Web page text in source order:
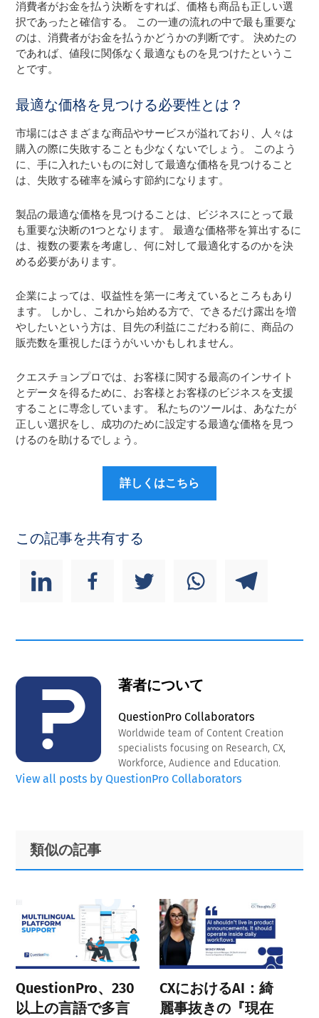
消費者がお金を払う決断をすれば、価格も商品も正しい選
択であったと確信する。 この一連の流れの中で最も重要な
のは、消費者がお金を払うかどうかの判断です。 決めたの
であれば、値段に関係なく最適なものを見つけたというこ
とです。
最適な価格を見つける必要性とは？
市場にはさまざまな商品やサービスが溢れており、人々は
購入の際に失敗することも少なくないでしょう。 このよう
に、手に入れたいものに対して最適な価格を見つけること
は、失敗する確率を減らす節約になります。
製品の最適な価格を見つけることは、ビジネスにとって最
も重要な決断の1つとなります。 最適な価格帯を算出するに
は、複数の要素を考慮し、何に対して最適化するのかを決
める必要があります。
企業によっては、収益性を第一に考えているところもあり
ます。 しかし、これから始める方で、できるだけ露出を増
やしたいという方は、目先の利益にこだわる前に、商品の
販売数を重視したほうがいいかもしれません。
クエスチョンプロでは、お客様に関する最高のインサイト
とデータを得るために、お客様とお客様のビジネスを支援
することに専念しています。 私たちのツールは、あなたが
正しい選択をし、成功のために設定する最適な価格を見つ
けるのを助けるでしょう。
詳しくはこちら
この記事を共有する
著者について
QuestionPro Collaborators
Worldwide team of Content Creation
specialists focusing on Research, CX,
Workforce, Audience and Education.
View all posts by QuestionPro Collaborators
Primary
Sidebar
Footer
類似の記事
QuestionPro、230
以上の言語で多言
CXにおけるAI：綺
麗事抜きの『現在